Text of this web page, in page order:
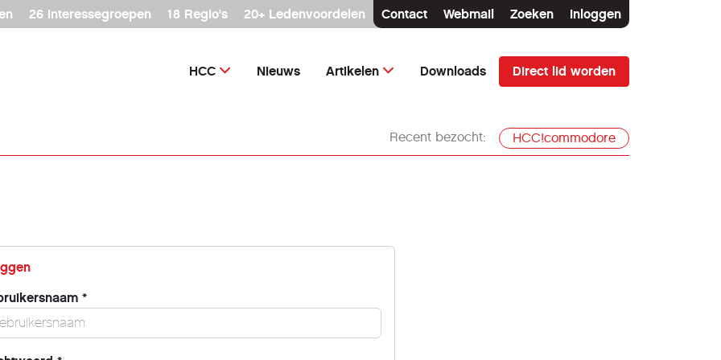
26 interessegroepen 18 Regio's 20+ Ledenvoordelen Contact Webmail Zoeken Inloggen
HCC Nieuws Artikelen Downloads Direct lid worden
Recent bezocht: HCC!commodore
*